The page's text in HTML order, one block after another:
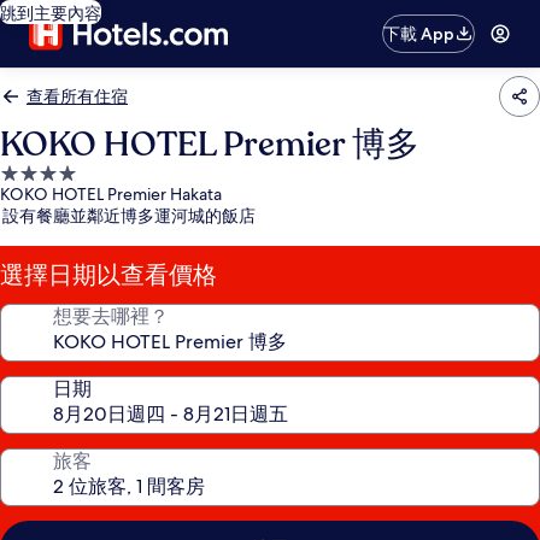
跳到主要內容
下載 App
查看所有住宿
KOKO HOTEL Premier 博多
4.0
星
級
住
宿
KOKO HOTEL Premier Hakata
設有餐廳並鄰近博多運河城的飯店
選擇日期以查看價格
想要去哪裡？
日期
旅客